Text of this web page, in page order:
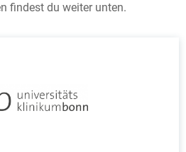
findest du weiter unten.